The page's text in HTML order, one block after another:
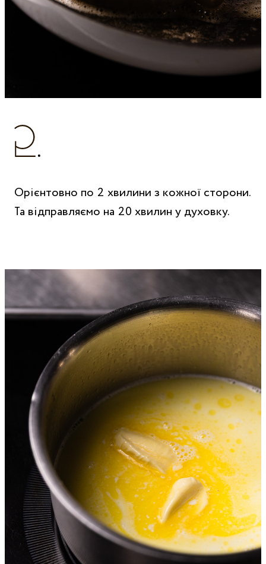
Орієнтовно по 2 хвилини з кожної сторони.
Та відправляємо на 20 хвилин у духовку.